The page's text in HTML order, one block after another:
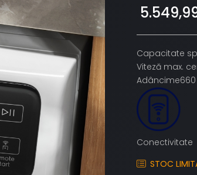
Capacitate
Viteză max.
Conectivitate
STOC